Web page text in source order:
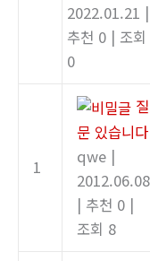
2022.01.21 |
추천 0 | 조회
0
1
질
문 있습니다
qwe |
2012.06.08
| 추천 0 |
조회 8